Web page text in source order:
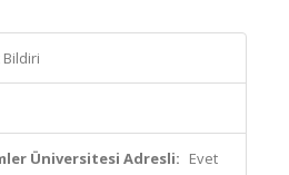
Üniversitesi Adresli: Evet